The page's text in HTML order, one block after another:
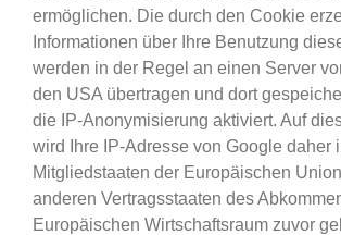
ermöglichen. Die durch den Cookie
Informationen über Ihre Benutzung
werden in der Regel an einen Server
den USA übertragen und dort
die IP-Anonymisierung aktiviert. Auf
wird Ihre IP-Adresse von Google daher
Mitgliedstaaten der Europäischen
anderen Vertragsstaaten des
Europäischen Wirtschaftsraum zuvor